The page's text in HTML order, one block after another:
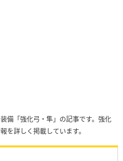
備「強化弓・隼」の記事です。強化
を詳しく掲載しています。